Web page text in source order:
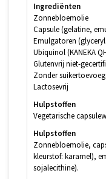
Ingrediënten
Zonnebloemolie
Capsule (gelatine,
Emulgatoren
Ubiquinol (KANEKA
Glutenvrij niet-
Zonder
Lactosevrij
Hulpstoffen
Vegetarische
Hulpstoffen
Zonnebloemolie,
kleurstof: karamel),
sojalecithine).